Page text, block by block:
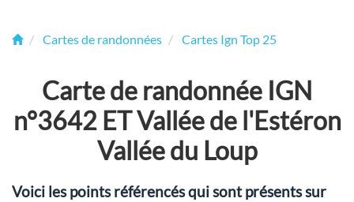
Cartes de randonnées Cartes Ign Top 25
Carte de randonnée IGN
n°3642 ET Vallée de l'Estéron
Vallée du Loup
Voici les points référencés qui sont présents sur